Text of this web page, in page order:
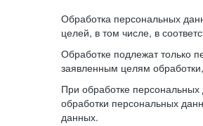
Обработка персональных
целей, в том числе, в
Обработке подлежат только
заявленным целям
При обработке
обработки персональных
данных.